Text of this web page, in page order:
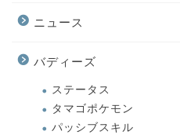
ニュース
バディーズ
ステータス
タマゴポケモン
パッシブスキル